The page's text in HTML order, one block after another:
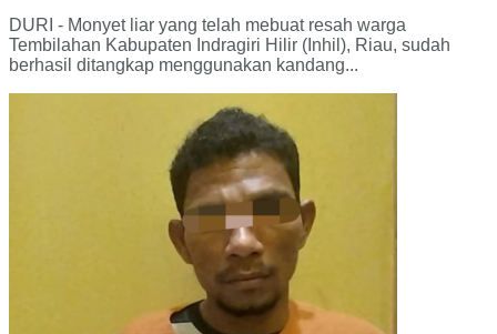
DURI - Monyet liar yang telah mebuat resah warga
Tembilahan Kabupaten Indragiri Hilir (Inhil), Riau, sudah
berhasil ditangkap menggunakan kandang...